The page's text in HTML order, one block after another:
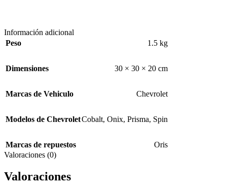
Información adicional
Peso
1.5 kg
Dimensiones 30 × 30 × 20 cm
Marcas de Vehiculo Chevrolet
Modelos de ChevroletCobalt, Onix, Prisma, Spin
Marcas de repuestos
Oris
Valoraciones (0)
Valoraciones